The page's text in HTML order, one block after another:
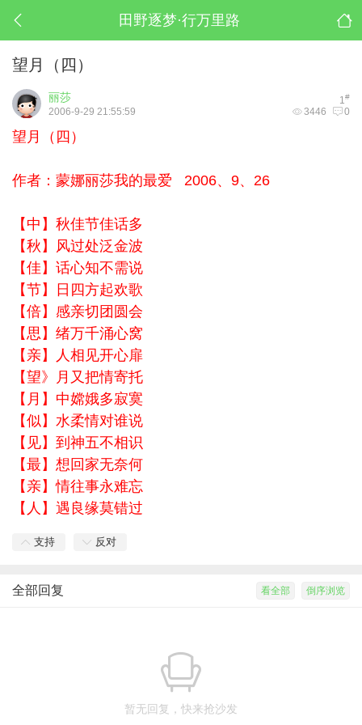
田野逐梦·行万里路
望月（四）
1#
丽莎
3446 0
2006-9-29 21:55:59
望月（四）
作者：蒙娜丽莎我的最爱 2006、9、26
【中】秋佳节佳话多
【秋】风过处泛金波
【佳】话心知不需说
【节】日四方起欢歌
【倍】感亲切团圆会
【思】绪万千涌心窝
【亲】人相见开心扉
【望》月又把情寄托
【月】中嫦娥多寂寞
【似】水柔情对谁说
【见】到神五不相识
【最】想回家无奈何
【亲】情往事永难忘
【人】遇良缘莫错过
支持 反对
倒序浏览
看全部
全部回复
暂无回复，快来抢沙发